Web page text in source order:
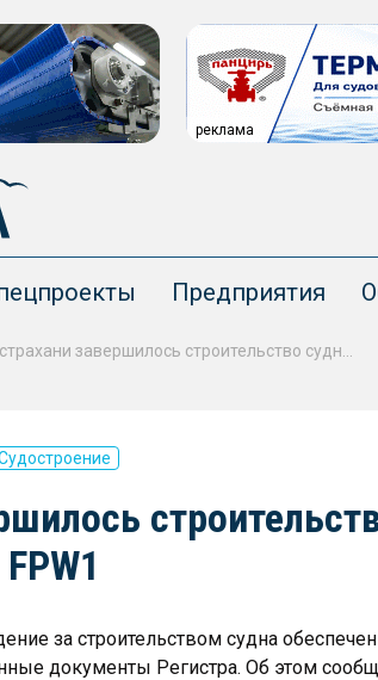
реклама
Предприятия
за строительством судна
документы Регистра. Об этом